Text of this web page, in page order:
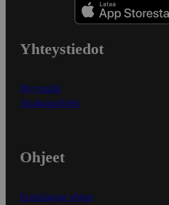
Yhteystiedot
Myymälät
Asiakaspalvelu
Ohjeet
Ensitilaajan ohjeet